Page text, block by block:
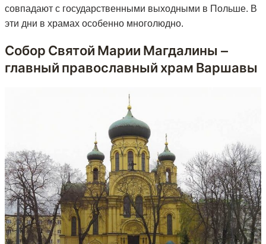
совпадают с государственными выходными в Польше. В
эти дни в храмах особенно многолюдно.
Собор Святой Марии Магдалины —
главный православный храм Варшавы